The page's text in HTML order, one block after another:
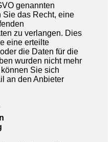
genannten
Sie das Recht, eine
zu verlangen. Dies
eine erteilte
die Daten für die
wurden nicht mehr
Sie sich
an den Anbieter